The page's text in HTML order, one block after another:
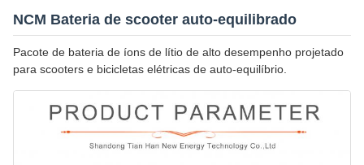
NCM Bateria de scooter auto-equilibrado
Pacote de bateria de íons de lítio de alto desempenho projetado
para scooters e bicicletas elétricas de auto-equilíbrio.